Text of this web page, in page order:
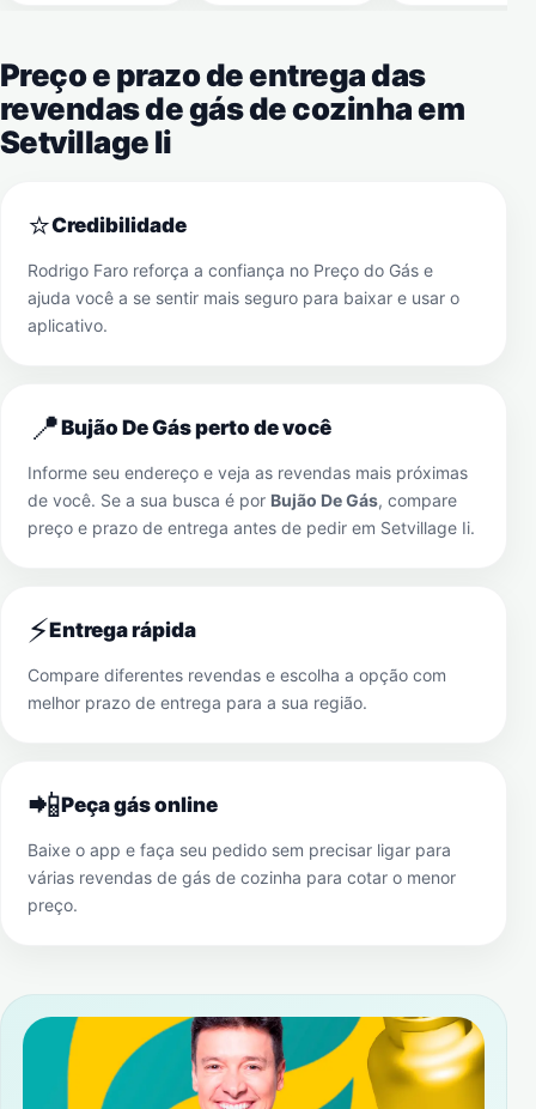
Preço e prazo de entrega das
revendas de gás de cozinha em
Setvillage Ii
⭐Credibilidade
Rodrigo Faro reforça a confiança no Preço do Gás e
ajuda você a se sentir mais seguro para baixar e usar o
aplicativo.
📍Bujão De Gás perto de você
Informe seu endereço e veja as revendas mais próximas
de você. Se a sua busca é por Bujão De Gás, compare
preço e prazo de entrega antes de pedir em Setvillage Ii.
⚡Entrega rápida
Compare diferentes revendas e escolha a opção com
melhor prazo de entrega para a sua região.
📲Peça gás online
Baixe o app e faça seu pedido sem precisar ligar para
várias revendas de gás de cozinha para cotar o menor
preço.